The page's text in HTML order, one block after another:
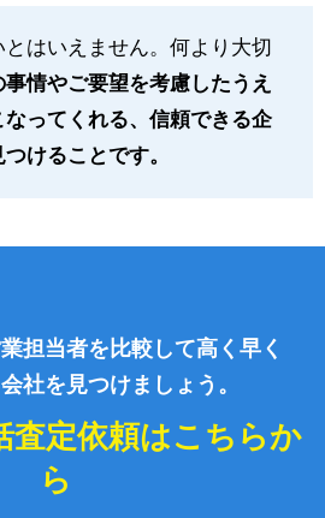
はいえません。何より大切
情やご要望を考慮したうえ
ってくれる、信頼できる企
けることです。
担当者を比較して高く早く
社を見つけましょう。
査定依頼はこちらか
ら